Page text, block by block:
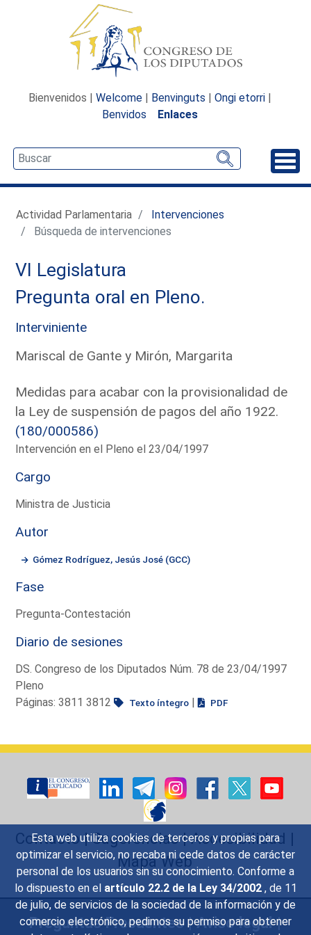
Esta web utiliza cookies de terceros y propias para
optimizar el servicio, no recaba ni cede datos de carácter
personal de los usuarios sin su conocimiento. Conforme a
lo dispuesto en el artículo 22.2 de la Ley 34/2002 , de 11
de julio, de servicios de la sociedad de la información y de
comercio electrónico, pedimos su permiso para obtener
Bienvenidos | Welcome | Benvinguts | Ongi etorri |
Benvidos
Enlaces
Actividad Parlamentaria
Intervenciones
Búsqueda de intervenciones
VI Legislatura
Pregunta oral en Pleno.
Interviniente
Mariscal de Gante y Mirón, Margarita
Medidas para acabar con la provisionalidad de
la Ley de suspensión de pagos del año 1922.
(180/000586)
Intervención en el Pleno el 23/04/1997
Cargo
Ministra de Justicia
Autor
Gómez Rodríguez, Jesús José (GCC)
Fase
Pregunta-Contestación
Diario de sesiones
DS. Congreso de los Diputados Núm. 78 de 23/04/1997
Pleno
Páginas: 3811 3812
Texto íntegro | PDF
Contacto|Sugerencias|Accesibilidad |
Mapa Web
Preguntas Frecuentes|Aviso legal|